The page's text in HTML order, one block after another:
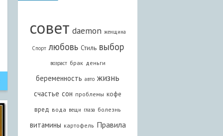
совет daemon женщина
Спорт любовь Стиль выбор
возраст брак деньги
беременность авто жизнь
счастье сон проблемы кофе
вред вода вещи глаза болезнь
витамины картофель Правила